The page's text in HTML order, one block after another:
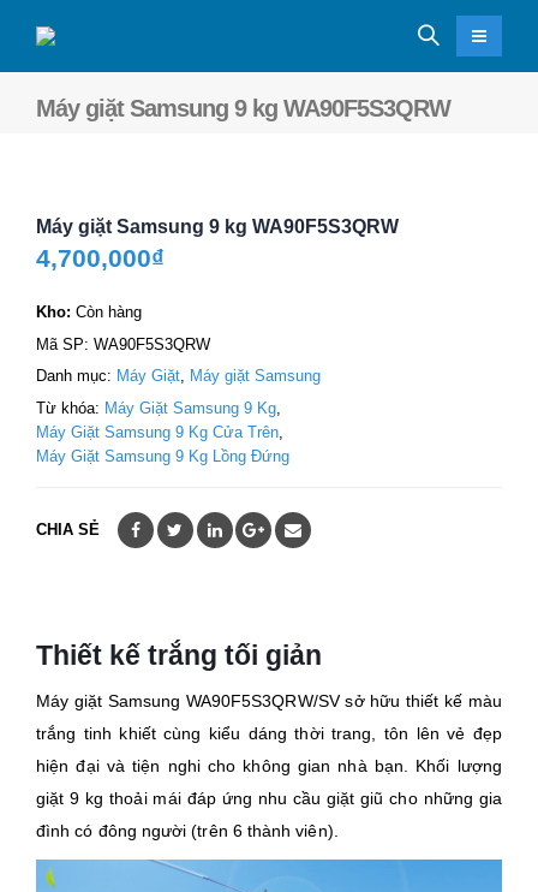
Máy giặt Samsung 9 kg WA90F5S3QRW
Máy giặt Samsung 9 kg WA90F5S3QRW
4,700,000₫
Kho: Còn hàng
Mã SP: WA90F5S3QRW
Danh mục: Máy Giặt, Máy giặt Samsung
Từ khóa: Máy Giặt Samsung 9 Kg
Máy Giặt Samsung 9 Kg Cửa Trên
Máy Giặt Samsung 9 Kg Lồng Đứng
CHIA SẺ
Thiết kế trắng tối giản
Máy giặt Samsung WA90F5S3QRW/SV sở hữu thiết kế màu
trắng tinh khiết cùng kiểu dáng thời trang, tôn lên vẻ đẹp
hiện đại và tiện nghi cho không gian nhà bạn. Khối lượng
giặt 9 kg thoải mái đáp ứng nhu cầu giặt giũ cho những gia
đình có đông người (trên 6 thành viên).